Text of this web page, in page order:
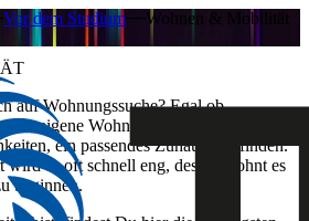
Vor dem Studium Wohnen & Mobilität
auf Wohnungssuche? Egal ob
eigene Wohnung – in Ulm und Neu-
ein passendes Zuhause zu finden.
wird es oft schnell eng, deshalb lohnt es
beginnen.